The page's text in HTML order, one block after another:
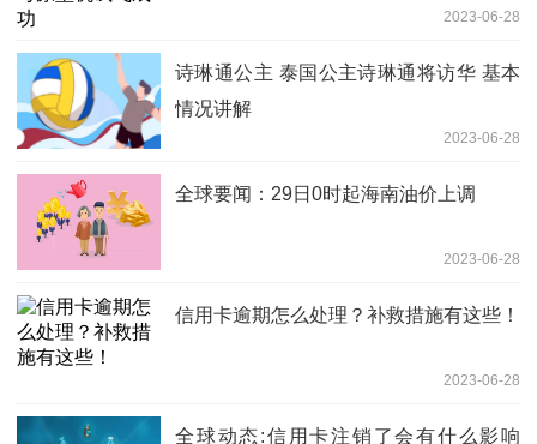
2023-06-28
诗琳通公主 泰国公主诗琳通将访华 基本
情况讲解
2023-06-28
全球要闻：29日0时起海南油价上调
2023-06-28
信用卡逾期怎么处理？补救措施有这些！
2023-06-28
全球动态:信用卡注销了会有什么影响